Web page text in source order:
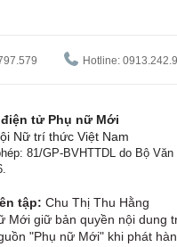
Hotline:
tử Phụ nữ Mới
Nữ trí thức Việt Nam
81/GP-BVHTTDL do Bộ
tập: Chu Thị Thu Hằng
Mới giữ bản quyền nội dung
"Phụ nữ Mới" khi phát